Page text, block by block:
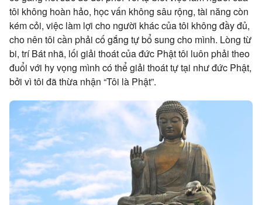
tôi không hoàn hảo, học vấn không sâu rộng, tài năng còn
kém cỏi, việc làm lợi cho người khác của tôi không đầy đủ,
cho nên tôi cần phải cố gắng tự bổ sung cho mình. Lòng từ
bi, trí Bát nhã, lối giải thoát của đức Phật tôi luôn phải theo
đuổi với hy vọng mình có thể giải thoát tự tại như đức Phật,
bởi vì tôi đã thừa nhận “Tôi là Phật”.